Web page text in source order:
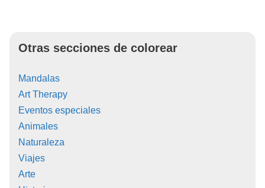
Otras secciones de colorear
Mandalas
Art Therapy
Eventos especiales
Animales
Naturaleza
Viajes
Arte